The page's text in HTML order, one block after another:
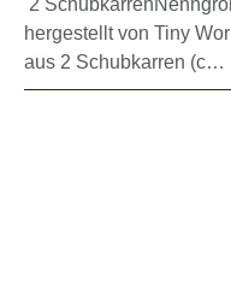
2
hergestellt von Tiny
aus 2 Schubkarren (c…